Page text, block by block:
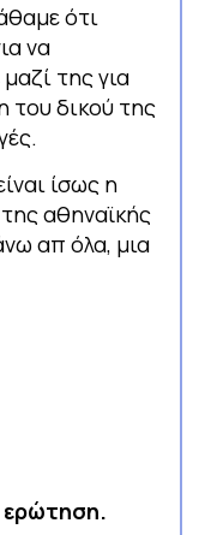
ότι
να
της για
του δικού της
ίσως η
αθηναϊκής
απ όλα, μια
ερώτηση.